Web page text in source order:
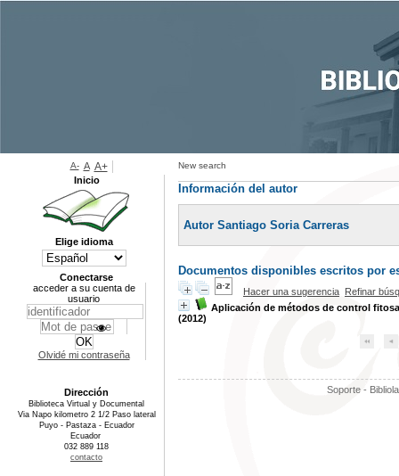
New search
Información del autor
Autor Santiago Soria Carreras
Documentos disponibles escritos por
Hacer una sugerencia Refinar
Aplicación de métodos de control
(2012)
Soporte -
A- A A+
Inicio
Elige idioma
Conectarse
acceder a su cuenta de
usuario
Olvidé mi contraseña
Dirección
Biblioteca Virtual y Documental
Via Napo kilometro 2 1/2 Paso lateral
Puyo - Pastaza - Ecuador
Ecuador
032 889 118
contacto